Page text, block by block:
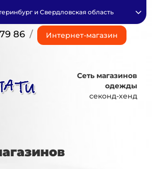
86 / Интернет-магазин
и Свердловская область
Сеть магазинов
одежды
секонд-хенд